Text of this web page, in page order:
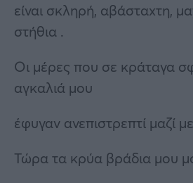
είναι σκληρή, αβάσταxτη,
στήθια .
Οι μέρες που σε κράταγα
αγκαλιά μου
έφυγαν ανεπιστρεπτί μαζί
Τώρα τα κρύα βράδια μου